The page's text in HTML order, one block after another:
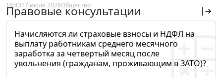
19:4317 июля 2026Общество
Правовые консультации
Начисляются ли страховые взносы и НДФЛ на
выплату работникам среднего месячного
заработка за четвертый месяц после
увольнения (гражданам, проживающим в ЗАТО)?